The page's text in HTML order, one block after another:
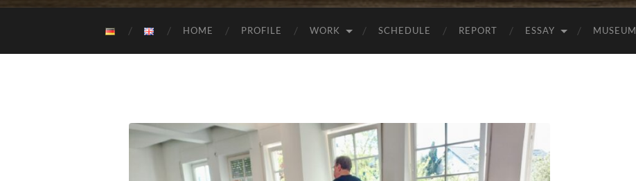
HOME PROFILE WORK SCHEDULE REPORT ESSAY MUSEUM